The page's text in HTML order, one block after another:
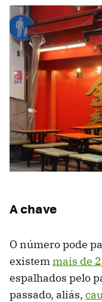
A chave
O número pode
existemmais de
espalhados pelo
passado, aliás,